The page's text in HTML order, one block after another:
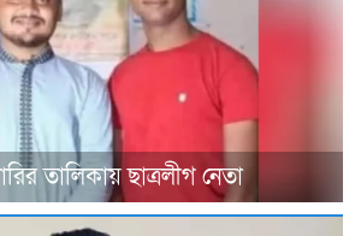
তালিকায় ছাত্রলীগ নেতা